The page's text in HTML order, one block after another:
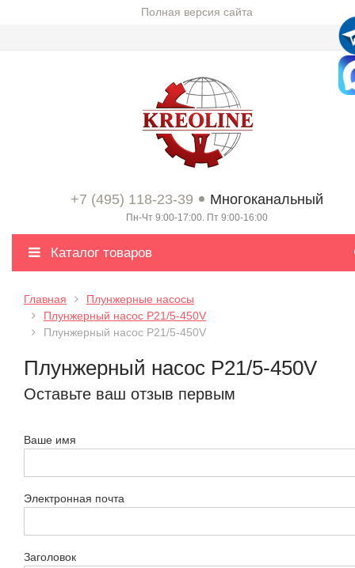
Полная версия сайта
+7 (495) 118-23-39 Многоканальный
Пн-Чт 9:00-17:00. Пт 9:00-16:00
Каталог товаров
Главная
Плунжерные насосы
Плунжерный насос P21/5-450V
Плунжерный насос P21/5-450V
Плунжерный насос P21/5-450V
Оставьте ваш отзыв первым
Ваше имя
Электронная почта
Заголовок